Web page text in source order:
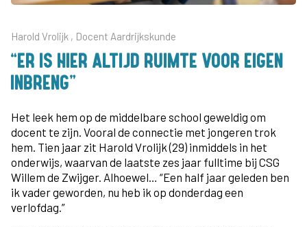
Harold Vrolijk , Docent Aardrijkskunde
“ER IS HIER ALTIJD RUIMTE VOOR EIGEN
INBRENG”
Het leek hem op de middelbare school geweldig om
docent te zijn. Vooral de connectie met jongeren trok
hem. Tien jaar zit Harold Vrolijk (29) inmiddels in het
onderwijs, waarvan de laatste zes jaar fulltime bij CSG
Willem de Zwijger. Alhoewel… “Een half jaar geleden ben
ik vader geworden, nu heb ik op donderdag een
verlofdag.”